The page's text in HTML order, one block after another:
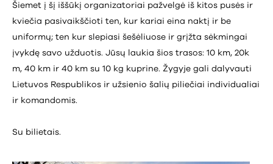
Šiemet į šį iššūkį organizatoriai pažvelgė iš kitos pusės ir
kviečia pasivaikščioti ten, kur kariai eina naktį ir be
uniformų; ten kur slepiasi šešėliuose ir grįžta sėkmingai
įvykdę savo užduotis. Jūsų laukia šios trasos: 10 km, 20k
m, 40 km ir 40 km su 10 kg kuprine. Žygyje gali dalyvauti
Lietuvos Respublikos ir užsienio šalių piliečiai individualiai
ir komandomis.
Su bilietais.